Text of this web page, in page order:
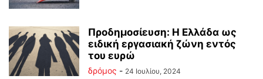
Προδημοσίευση: Η Ελλάδα ως
ειδική εργασιακή ζώνη εντός
του ευρώ
δρόμος - 24 Ιουλίου, 2024